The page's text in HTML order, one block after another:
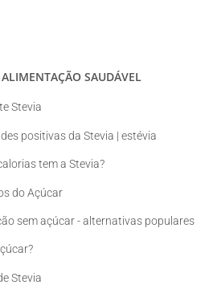
SAUDÁVEL
Stevia
positivas da Stevia | estévia
tem a Stevia?
do Açúcar
sem açúcar - alternativas populares
Stevia